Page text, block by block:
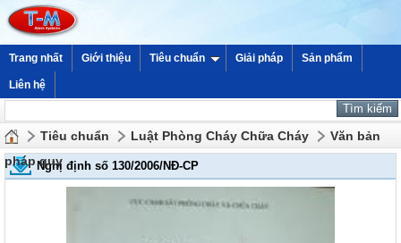
Trang nhất Giới thiệu Tiêu chuẩn Giải pháp Sản phẩm
Liên hệ
Tiêu chuẩn Luật Phòng Cháy Chữa Cháy
Văn bản
pháp quyNghị định số 130/2006/NĐ-CP